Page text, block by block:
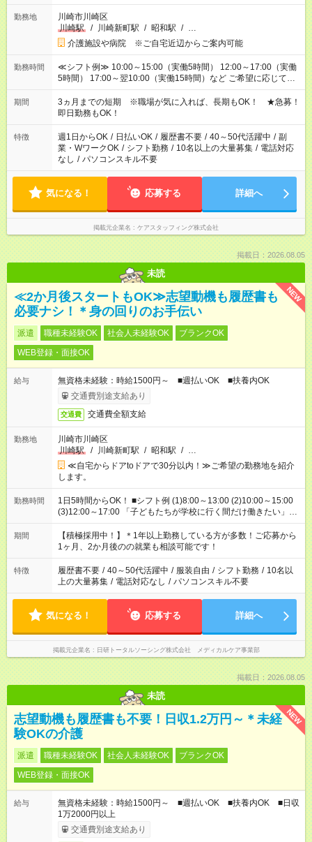
勤務地
川崎市川崎区
川崎駅
/ 川崎新町駅 / 昭和駅 / …
介護施設や病院 ※ご自宅近辺からご案内可能
勤務時間
≪シフト例≫ 10:00～15:00（実働5時間） 12:00～17:00（実働
5時間） 17:00～翌10:00（実働15時間）など ご希望に応じて、
働く時間は調整できます！ お気軽に担当へ相談ください！
期間
3ヵ月までの短期 ※職場が気に入れば、長期もOK！ ★急募！
即日勤務もOK！
特徴 週1日からOK / 日払いOK / 履歴書不要 / 40～50代活躍中 / 副
業・WワークOK / シフト勤務 / 10名以上の大量募集 / 電話対応
なし / パソコンスキル不要
気になる！ 応募する 詳細へ
掲載元企業名 ケアスタッフィング株式会社
掲載日：2026.08.05
未読
NEW
≪2か月後スタートもOK≫志望動機も履歴書も
必要ナシ！＊身の回りのお手伝い
派遣 職種未経験OK 社会人未経験OK
ブランクOK
WEB登録・面接OK
給与
無資格未経験：時給1500円～ ■週払いOK ■扶養内OK
交通費別途支給あり
交通費 交通費全額支給
勤務地
川崎市川崎区
川崎駅
/ 川崎新町駅 / 昭和駅 / …
≪自宅からドアtoドアで30分以内！≫ご希望の勤務地を紹介
します。
勤務時間
1日5時間からOK！ ■シフト例 (1)8:00～13:00 (2)10:00～15:00
(3)12:00～17:00 「子どもたちが学校に行く間だけ働きたい」
「余裕を持って夕飯の準備がしたい」 「午前中は働いて、午後
はプライベートの時間にしたい」 など、ご希望を教えてくださ
いね。 ※Wワーク希望の方へ 今ご覧のお仕事で希望する勤務時
間と、もう1つのお仕事の勤務時間。 合計で週40時間を超える
場合は応募できません。
期間
【積極採用中！】＊1年以上勤務している方が多数！ご応募から
1ヶ月、2か月後のの就業も相談可能です！
特徴 履歴書不要 / 40～50代活躍中 / 服装自由 / シフト勤務 / 10名以
上の大量募集 / 電話対応なし / パソコンスキル不要
気になる！ 応募する 詳細へ
掲載元企業名 日研トータルソーシング株式会社 メディカルケア事業部
掲載日：2026.08.05
未読
NEW
志望動機も履歴書も不要！日収1.2万円～＊未経
験OKの介護
派遣 職種未経験OK 社会人未経験OK
ブランクOK
WEB登録・面接OK
給与
無資格未経験：時給1500円～ ■週払いOK ■扶養内OK ■日収
1万2000円以上
交通費別途支給あり